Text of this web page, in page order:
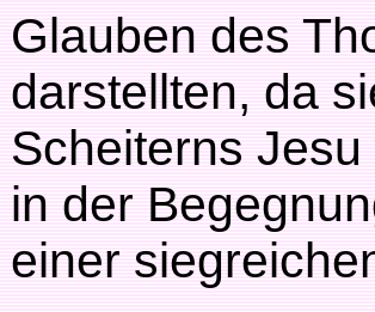
Glauben des
darstellten, da
Scheiterns
in der
einer